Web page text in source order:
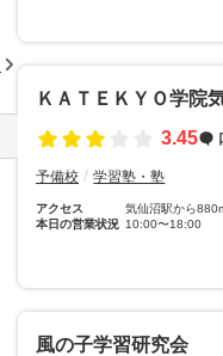
ＫＡＴＥＫＹＯ学院
3.45
予備校 学習塾・塾
アクセス
気仙沼駅から
本日の営業状況 10:00〜18:00
風の子学習研究会